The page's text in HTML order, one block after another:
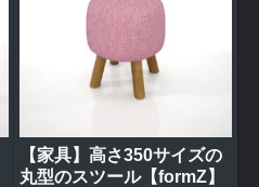
【家具】高さ350サイズの
丸型のスツール【formZ】